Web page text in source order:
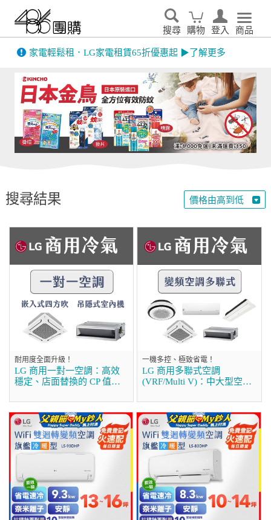
搜尋 購物 登入 商品
家電輕鬆租．LG家電租賃65折優惠起 ▶了解更多
搜尋結果 價格由高到低
耐用度全面升級！
LG 商用一對一空調：高效
穩定、店面替換的 CP 值首
一機多控、極致省電！
LG 商用多聯式空調
(VRF/Multi V)：中大型空間